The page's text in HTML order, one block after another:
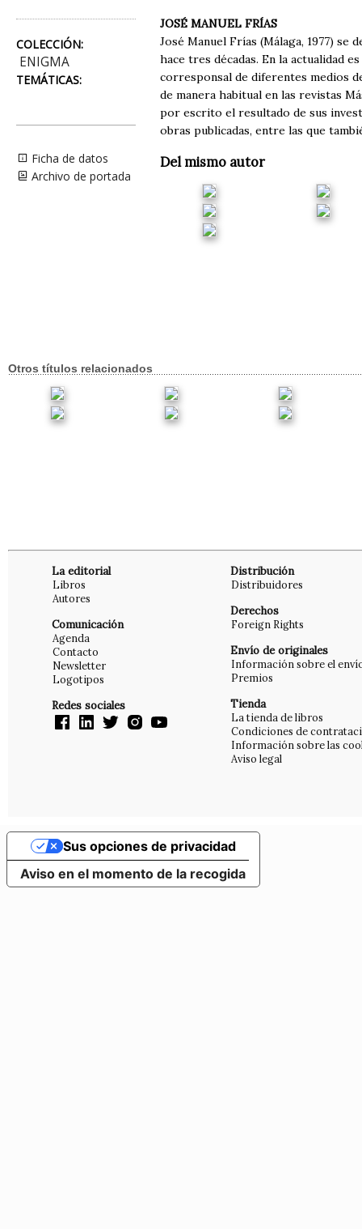
COLECCIÓN:
ENIGMA
TEMÁTICAS:
Ficha de datos
Archivo de portada
JOSÉ MANUEL FRÍAS
José Manuel Frías (Málaga, 1977) se
hace tres décadas. En la actualidad
corresponsal de diferentes medios
de manera habitual en las revistas
por escrito el resultado de sus
obras publicadas, entre las que
Del mismo autor
Otros títulos relacionados
La editorial
Libros
Autores
Comunicación
Agenda
Contacto
Newsletter
Logotipos
Redes sociales
Distribución
Distribuidores
Derechos
Foreign Rights
Envío de originales
Información sobre el
Premios
Tienda
La tienda de libros
Condiciones de
Información sobre las
Aviso legal
Aviso en el momento de la recogida
Sus opciones de privacidad